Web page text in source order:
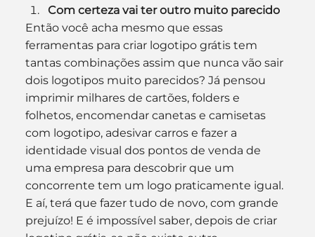
Com certeza vai ter outro muito parecido
Então você acha mesmo que essas
ferramentas para criar logotipo grátis tem
tantas combinações assim que nunca vão sair
dois logotipos muito parecidos? Já pensou
imprimir milhares de cartões, folders e
folhetos, encomendar canetas e camisetas
com logotipo, adesivar carros e fazer a
identidade visual dos pontos de venda de
uma empresa para descobrir que um
concorrente tem um logo praticamente igual.
E aí, terá que fazer tudo de novo, com grande
prejuízo! E é impossível saber, depois de criar